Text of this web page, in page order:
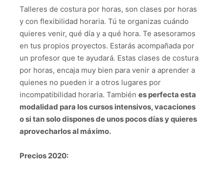
Talleres de costura por horas, son clases por horas
y con flexibilidad horaria. Tú te organizas cuándo
quieres venir, qué día y a qué hora. Te asesoramos
en tus propios proyectos. Estarás acompañada por
un profesor que te ayudará. Estas clases de costura
por horas, encaja muy bien para venir a aprender a
quienes no pueden ir a otros lugares por
incompatibilidad horaria. También es perfecta esta
modalidad para los cursos intensivos, vacaciones
o si tan solo dispones de unos pocos días y quieres
aprovecharlos al máximo.
Precios 2020: